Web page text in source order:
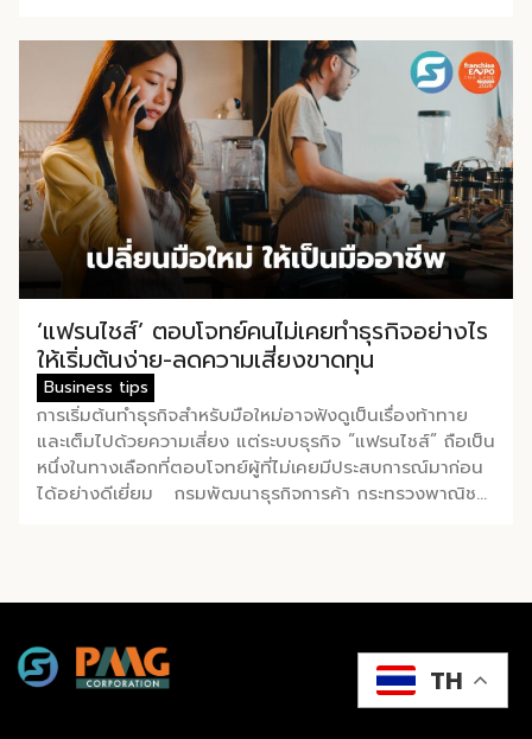
ไชส์ 50% มาเสริมทัพในงาน รวมกว่า 250 บูธ บนพื้นที่
15,000 ตารางเมตร หวังเป็นทางเลือกสร้างรายได้เพิ่มและ
พยุงเศรษฐกิจไทยให้ฟื้นตัว เสิร์ฟครบจบในงานด้วยสินเชื่อ
และทำเลทองทั่วประเทศ พร้อมเสวนาให้ความรู้โดยผู้ทรง
คุณวุฒิคับคั่ง และกิจกรรมเจรจาจับคู่ธุรกิจทั้งในและต่าง
ประเทศ งานจัดต่อเนื่องระหว่างวันที่ 6-9 สิงหาคมนี้ ที่
ฮอลล์ 6-8 อิมแพ็คเมืองทองธานี คาดเม็ดเงินสะพัดในงาน
ราว 220 ล้านบาท นายพูนพงษ์ นัยนาภากรณ์ อธิบดีกรม
พัฒนาธุรกิจการค้า กระทรวงพาณิชย์ กล่าวว่า งาน ”
Franchise Expo Thailand & Thailand E-
Commerce Selection Expo (TESE 2026) เป็นเวทีแส
ดงธุรกิจแฟรนไชส์และโซลูชั่นส์แบบครบวงจร […]
‘แฟรนไชส์’ ตอบโจทย์คนไม่เคยทำธุรกิจอย่างไร
ให้เริ่มต้นง่าย-ลดความเสี่ยงขาดทุน
Business tips
การเริ่มต้นทำธุรกิจสำหรับมือใหม่อาจฟังดูเป็นเรื่องท้าทาย
และเต็มไปด้วยความเสี่ยง แต่ระบบธุรกิจ “แฟรนไชส์” ถือเป็น
หนึ่งในทางเลือกที่ตอบโจทย์ผู้ที่ไม่เคยมีประสบการณ์มาก่อน
ได้อย่างดีเยี่ยม กรมพัฒนาธุรกิจการค้า กระทรวงพาณิชย์
คือ การมีโมเดลธุรกิจที่ชัดเจนและพร้อมนำไปใช้ทันที ซึ่งถือ
เนื่องจากผู้ลงทุนไม่จำเป็นต้องเสียเวลาลองผิดลองถูกเอง
ระบบแฟรนไชส์ถูกออกแบบและผ่านการพิสูจน์ความสำเร็จมา
แล้วโดยเจ้าของแบรนด์ ซึ่งมีการจัดเตรียมอุปกรณ์
TH